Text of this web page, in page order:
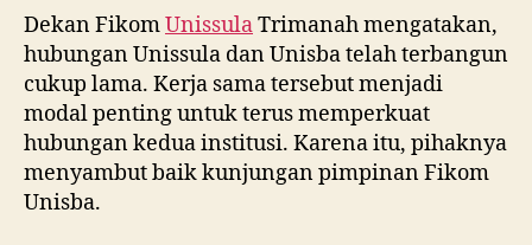
Dekan FikomUnissulaTrimanah mengatakan,
hubungan Unissula dan Unisba telah terbangun
cukup lama. Kerja sama tersebut menjadi
modal penting untuk terus memperkuat
hubungan kedua institusi. Karena itu, pihaknya
menyambut baik kunjungan pimpinan Fikom
Unisba.